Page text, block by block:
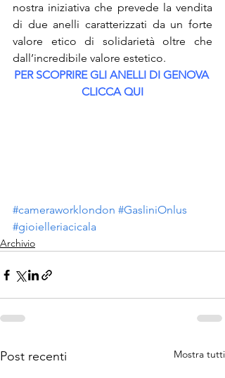
nostra iniziativa che prevede la vendita
di due anelli caratterizzati da un forte
valore etico di solidarietà oltre che
dall’incredibile valore estetico.
PER SCOPRIRE GLI ANELLI DI GENOVA
CLICCA QUI
#cameraworklondon #GasliniOnlus
#gioielleriacicala
Archivio
Post recenti Mostra tutti